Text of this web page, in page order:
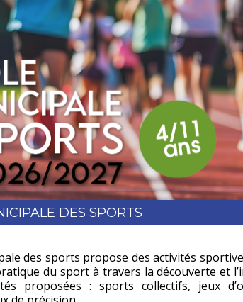
DES SPORTS
des sports propose des activités
du sport à travers la découverte et
proposées : sports collectifs, jeux